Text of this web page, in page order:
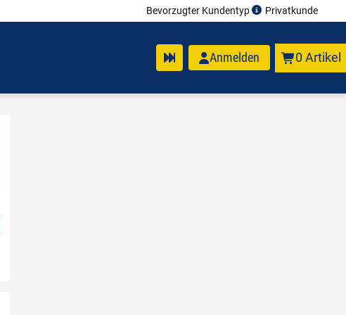
Bevorzugter Kundentyp Privatkunde
Anmelden 0 Artikel